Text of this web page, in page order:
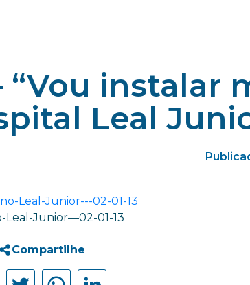
“Vou instalar
Leal
Junior—02-01-13
Compartilhe